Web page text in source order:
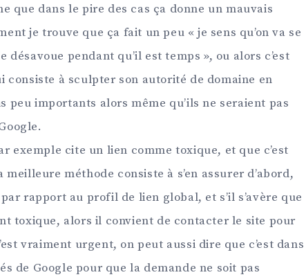
que dans le pire des cas ça donne un mauvais
je trouve que ça fait un peu « je sens qu’on va se
désavoue pendant qu’il est temps », ou alors c’est
consiste à sculpter son autorité de domaine en
peu importants alors même qu’ils ne seraient pas
exemple cite un lien comme toxique, et que c’est
méthode consiste à s’en assurer d’abord,
rapport au profil de lien global, et s’il s’avère que
toxique, alors il convient de contacter le site pour
vraiment urgent, on peut aussi dire que c’est dans
de Google pour que la demande ne soit pas